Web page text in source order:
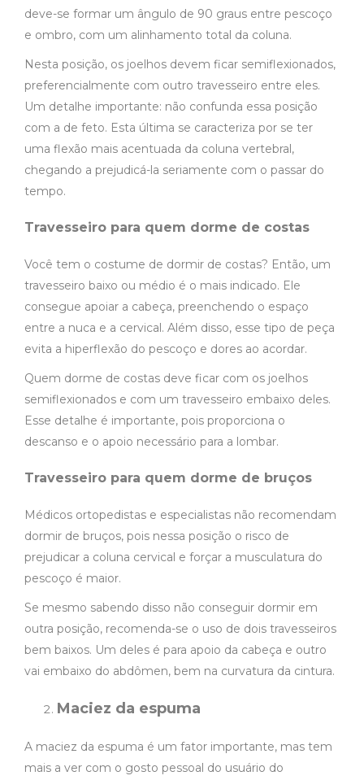
deve-se formar um ângulo de 90 graus entre pescoço
e ombro, com um alinhamento total da coluna.
Nesta posição, os joelhos devem ficar semiflexionados,
preferencialmente com outro travesseiro entre eles.
Um detalhe importante: não confunda essa posição
com a de feto. Esta última se caracteriza por se ter
uma flexão mais acentuada da coluna vertebral,
chegando a prejudicá-la seriamente com o passar do
tempo.
Travesseiro para quem dorme de costas
Você tem o costume de dormir de costas? Então, um
travesseiro baixo ou médio é o mais indicado. Ele
consegue apoiar a cabeça, preenchendo o espaço
entre a nuca e a cervical. Além disso, esse tipo de peça
evita a hiperflexão do pescoço e dores ao acordar.
Quem dorme de costas deve ficar com os joelhos
semiflexionados e com um travesseiro embaixo deles.
Esse detalhe é importante, pois proporciona o
descanso e o apoio necessário para a lombar.
Travesseiro para quem dorme de bruços
Médicos ortopedistas e especialistas não recomendam
dormir de bruços, pois nessa posição o risco de
prejudicar a coluna cervical e forçar a musculatura do
pescoço é maior.
Se mesmo sabendo disso não conseguir dormir em
outra posição, recomenda-se o uso de dois travesseiros
bem baixos. Um deles é para apoio da cabeça e outro
vai embaixo do abdômen, bem na curvatura da cintura.
Maciez da espuma
A maciez da espuma é um fator importante, mas tem
mais a ver com o gosto pessoal do usuário do